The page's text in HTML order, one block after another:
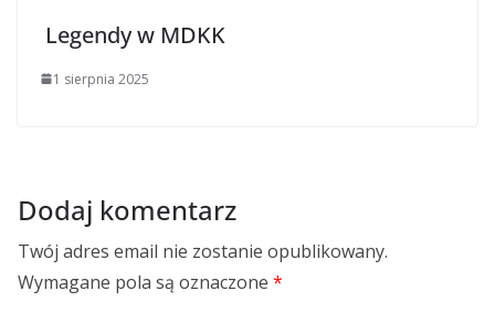
Legendy w MDKK
1 sierpnia 2025
Dodaj komentarz
Twój adres email nie zostanie opublikowany.
Wymagane pola są oznaczone *